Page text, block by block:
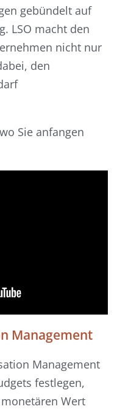
gebündelt auf
LSO macht den
nicht nur
den
Sie anfangen
Management
Management
festlegen,
Wert